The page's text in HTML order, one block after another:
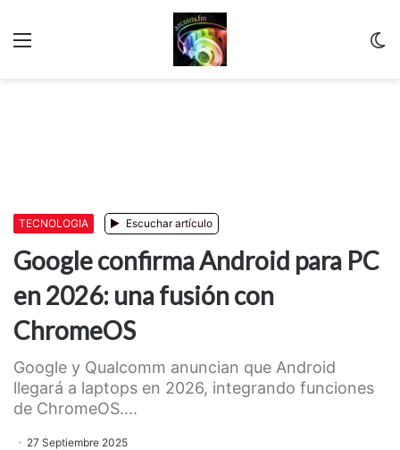
TECNOLOGIA Escuchar artículo
Google confirma Android para PC
en 2026: una fusión con
ChromeOS
Google y Qualcomm anuncian que Android
llegará a laptops en 2026, integrando funciones
de ChromeOS....
27 Septiembre 2025